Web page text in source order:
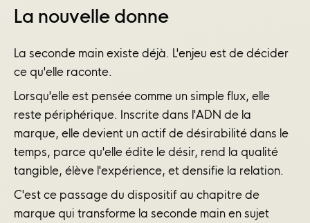
La nouvelle donne
La seconde main existe déjà. L'enjeu est de décider
ce qu'elle raconte.
Lorsqu'elle est pensée comme un simple flux, elle
reste périphérique. Inscrite dans l'ADN de la
marque, elle devient un actif de désirabilité dans le
temps, parce qu'elle édite le désir, rend la qualité
tangible, élève l'expérience, et densifie la relation.
C'est ce passage du dispositif au chapitre de
marque qui transforme la seconde main en sujet